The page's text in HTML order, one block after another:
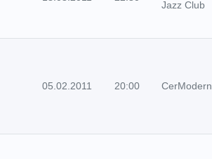
Jazz Club
05.02.2011 20:00 CerModern